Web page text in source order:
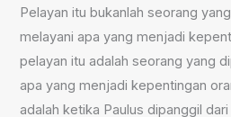
Pelayan itu bukanlah seorang
melayani apa yang menjadi
pelayan itu adalah seorang yang
apa yang menjadi kepentingan
adalah ketika Paulus dipanggil